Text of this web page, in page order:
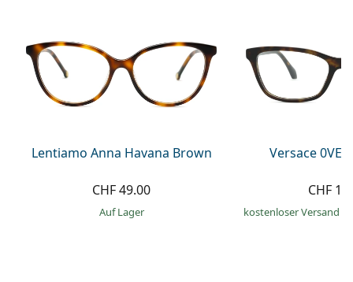
Prada
Alle Marken
Lentiamo Anna Havana Brown
CHF 49.00
auf Lager
Versace
CHF
kostenloser Versand